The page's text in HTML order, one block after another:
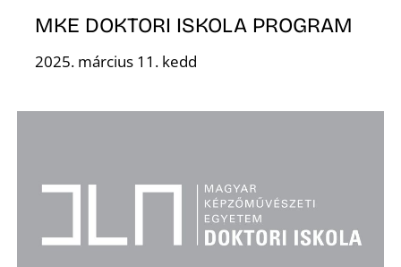
MKE DOKTORI ISKOLA PROGRAM
2025. március 11. kedd